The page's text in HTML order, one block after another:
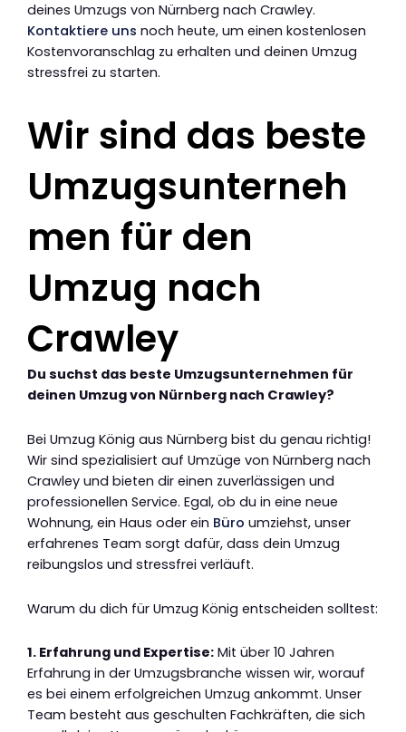
deines Umzugs von Nürnberg nach Crawley.
Kontaktiere uns noch heute, um einen kostenlosen
Kostenvoranschlag zu erhalten und deinen Umzug
stressfrei zu starten.
Wir sind das beste
Umzugsunterneh
men für den
Umzug nach
Crawley
Du suchst das beste Umzugsunternehmen für
deinen Umzug von Nürnberg nach Crawley?
Bei Umzug König aus Nürnberg bist du genau richtig!
Wir sind spezialisiert auf Umzüge von Nürnberg nach
Crawley und bieten dir einen zuverlässigen und
professionellen Service. Egal, ob du in eine neue
Wohnung, ein Haus oder ein Büro umziehst, unser
erfahrenes Team sorgt dafür, dass dein Umzug
reibungslos und stressfrei verläuft.
Warum du dich für Umzug König entscheiden solltest:
1. Erfahrung und Expertise: Mit über 10 Jahren
Erfahrung in der Umzugsbranche wissen wir, worauf
es bei einem erfolgreichen Umzug ankommt. Unser
Team besteht aus geschulten Fachkräften, die sich